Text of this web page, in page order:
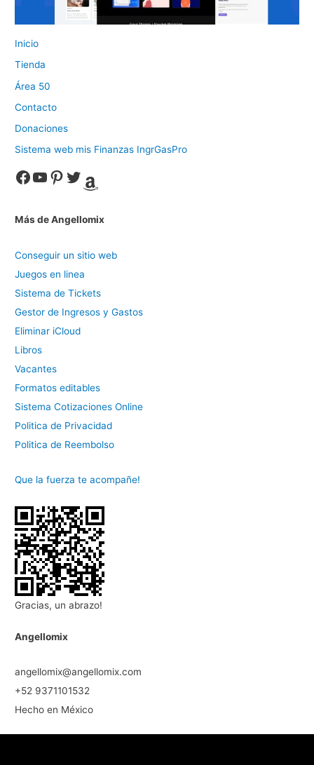
Inicio
Tienda
Área 50
Contacto
Donaciones
Sistema web mis Finanzas IngrGasPro
Facebook YouTube Pinterest Twitter Amazon
Más de Angellomix
Conseguir un sitio web
Juegos en linea
Sistema de Tickets
Gestor de Ingresos y Gastos
Eliminar iCloud
Libros
Vacantes
Formatos editables
Sistema Cotizaciones Online
Politica de Privacidad
Politica de Reembolso
Que la fuerza te acompañe!
Gracias, un abrazo!
Angellomix
angellomix@angellomix.com
+52 9371101532
Hecho en México